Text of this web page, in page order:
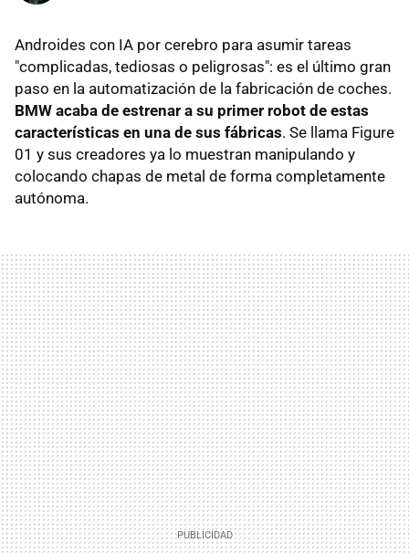
Androides con IA por cerebro para asumir tareas
"complicadas, tediosas o peligrosas": es el último gran
paso en la automatización de la fabricación de coches.
BMW acaba de estrenar a su primer robot de estas
características en una de sus fábricas. Se llama Figure
01 y sus creadores ya lo muestran manipulando y
colocando chapas de metal de forma completamente
autónoma.